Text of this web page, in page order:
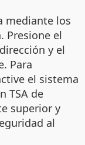
mediante los
Presione el
y el
Para
el sistema
TSA de
superior y
al